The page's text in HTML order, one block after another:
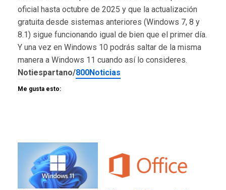
oficial hasta octubre de 2025 y que la actualización
gratuita desde sistemas anteriores (Windows 7, 8 y
8.1) sigue funcionando igual de bien que el primer día.
Y una vez en Windows 10 podrás saltar de la misma
manera a Windows 11 cuando así lo consideres.
Notiespartano/800Noticias
Me gusta esto: